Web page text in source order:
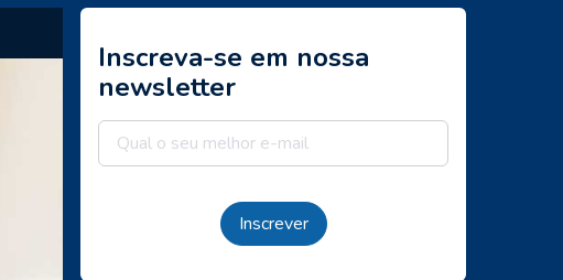
Inscreva-se em nossa
newsletter
Inscrever